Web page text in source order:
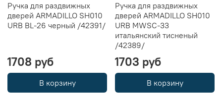
Ручка для раздвижных
дверей ARMADILLO SH010
URB BL-26 черный /42391/
1708 руб
В корзину
Ручка для раздвижных
дверей ARMADILLO SH010
URB MWSC-33
итальянский тисненый
/42389/
1703 руб
В корзину